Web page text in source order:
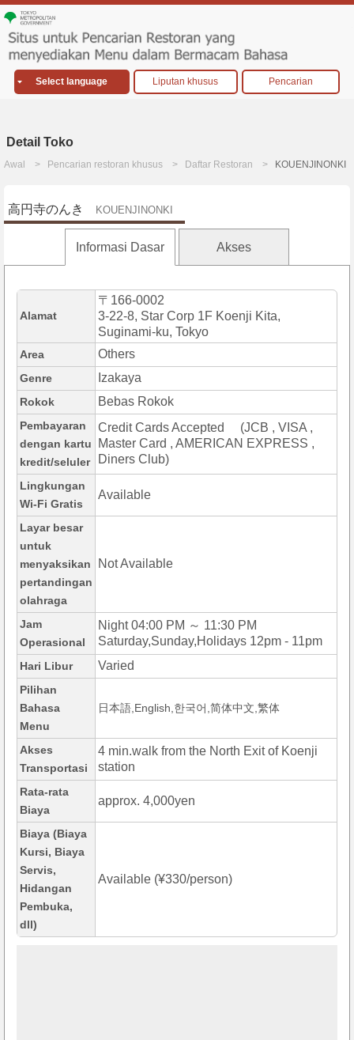
Select language Liputan khusus Pencarian
Detail Toko
Awal Pencarian restoran khusus Daftar Restoran KOUENJINONKI
高円寺のんき KOUENJINONKI
Informasi Dasar Akses
Alamat
〒166-0002
3-22-8, Star Corp 1F Koenji Kita,
Suginami-ku, Tokyo
Area Others
Genre Izakaya
Rokok Bebas Rokok
Pembayaran
dengan kartu
kredit/seluler
Credit Cards Accepted (JCB , VISA ,
Master Card , AMERICAN EXPRESS ,
Diners Club)
Lingkungan
Wi-Fi Gratis
Available
Layar besar
untuk
menyaksikan
pertandingan
olahraga
Not Available
Jam
Operasional
Night 04:00 PM ～ 11:30 PM
Saturday,Sunday,Holidays 12pm - 11pm
Hari Libur Varied
Pilihan
Bahasa
Menu
日本語,English,한국어,简体中文,繁体
Akses
Transportasi
4 min.walk from the North Exit of Koenji
station
Rata-rata
Biaya
approx. 4,000yen
Biaya (Biaya
Kursi, Biaya
Servis,
Hidangan
Pembuka,
dll)
Available (¥330/person)